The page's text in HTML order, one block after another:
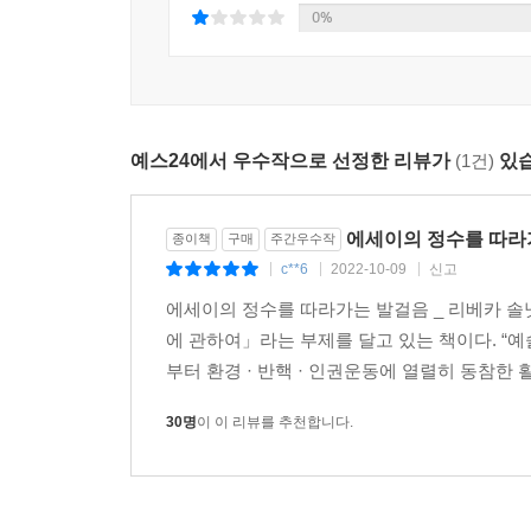
잡아먹는 북극곰 이야기, 무엇보다 『신데렐라
이야기들이 솔닛을 어떻게 바꾸어놓았는지 이해
거리를 넘어서 그녀의 삶과 우리의 삶을 단단하게
서로에 대한 친절한 행위에서 비롯된다. 망가뜨
되갚아준다. 미약한 존재에게 씨앗처럼 뿌렷던
작가가 된 많은 이들이 그렇듯, 나 역시 어린 시절
사실이다. 작가는 직업의 특성상 고립되며, 또 그
0%
예스24에서 우수작으로 선정한 리뷰가 (1건) 있
종이책 구매 주간우수작 에세이의 정수를 따
c**6 2022-10-09 신고
에세이의 정수를 따라가는 발걸음 _ 리베카
에 관하여」라는 부제를 달고 있는 책이다. “
부터 환경 · 반핵 · 인권운동에 열렬히 동참한
30명이 이 리뷰를 추천합니다.